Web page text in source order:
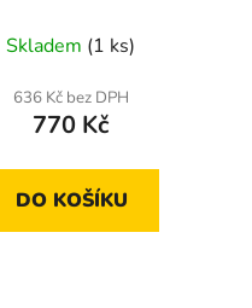
Skladem (1 ks)
636 Kč bez DPH
770 Kč
DO KOŠÍKU